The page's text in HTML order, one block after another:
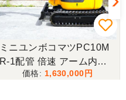
ミニユンボコマツPC10M
R-1配管 倍速 アーム内蔵
ブレーカー 可変脚 ゴムキ
1,630,000